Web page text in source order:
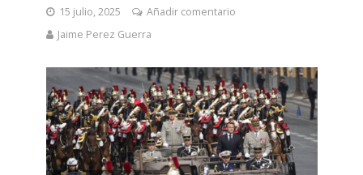
15 julio, 2025
Añadir comentario
Jaime Perez Guerra